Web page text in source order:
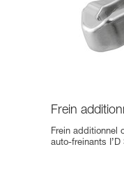
Frein
Frein additionnel
auto-freinants